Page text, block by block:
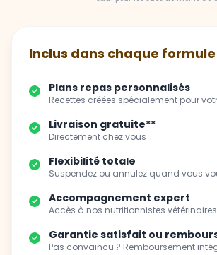
Inclus dans chaque formule
Plans repas personnalisés
Recettes créées spécialement pour
Livraison gratuite**
Directement chez vous
Flexibilité totale
Suspendez ou annulez quand vous
Accompagnement expert
Accès à nos nutritionnistes vétérinaires
Garantie satisfait ou
Pas convaincu ? Remboursement